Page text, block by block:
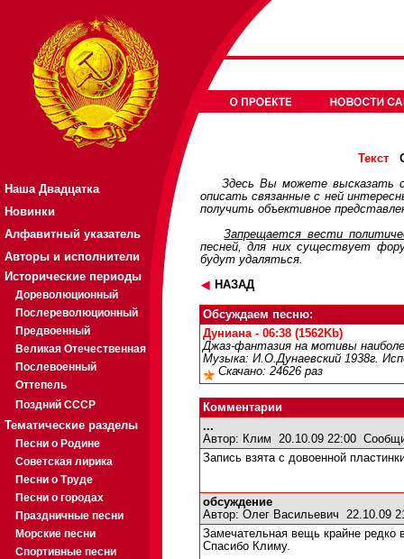
Наша Двадцатка
Новинки
Алфавитный указатель
Авторы и исполнители
Исторические периоды
Дореволюционный
Послереволюционный
Предвоенный
Великая Отечественная
Послевоенный
Оттепель
Поздний СССР
Тематические разделы
Песни о Родине
Советская лирика
Песни о Труде
Песни о городах
Праздничные песни
Морские песни
Спортивные песни
Текст
Здесь Вы можете высказать
описать связанные с ней
получить объективное
Запрещается вести
песней, для них существует
будут удаляться.
НАЗАД
Обсуждаем песню:
Дуниана - 06:38 (1562Kb)
Джаз-фантазия на мотивы
Музыка: И.О.Дунаевский 1938г.
Скачано: 24626 раз
Комментарии
...
Автор: Клим 20.10.09 22:00
Запись взята с довоенной
обсуждение
Автор: Олег Васильевич 22.10.09
Замечательная вещь крайне редко
Спасибо Климу.